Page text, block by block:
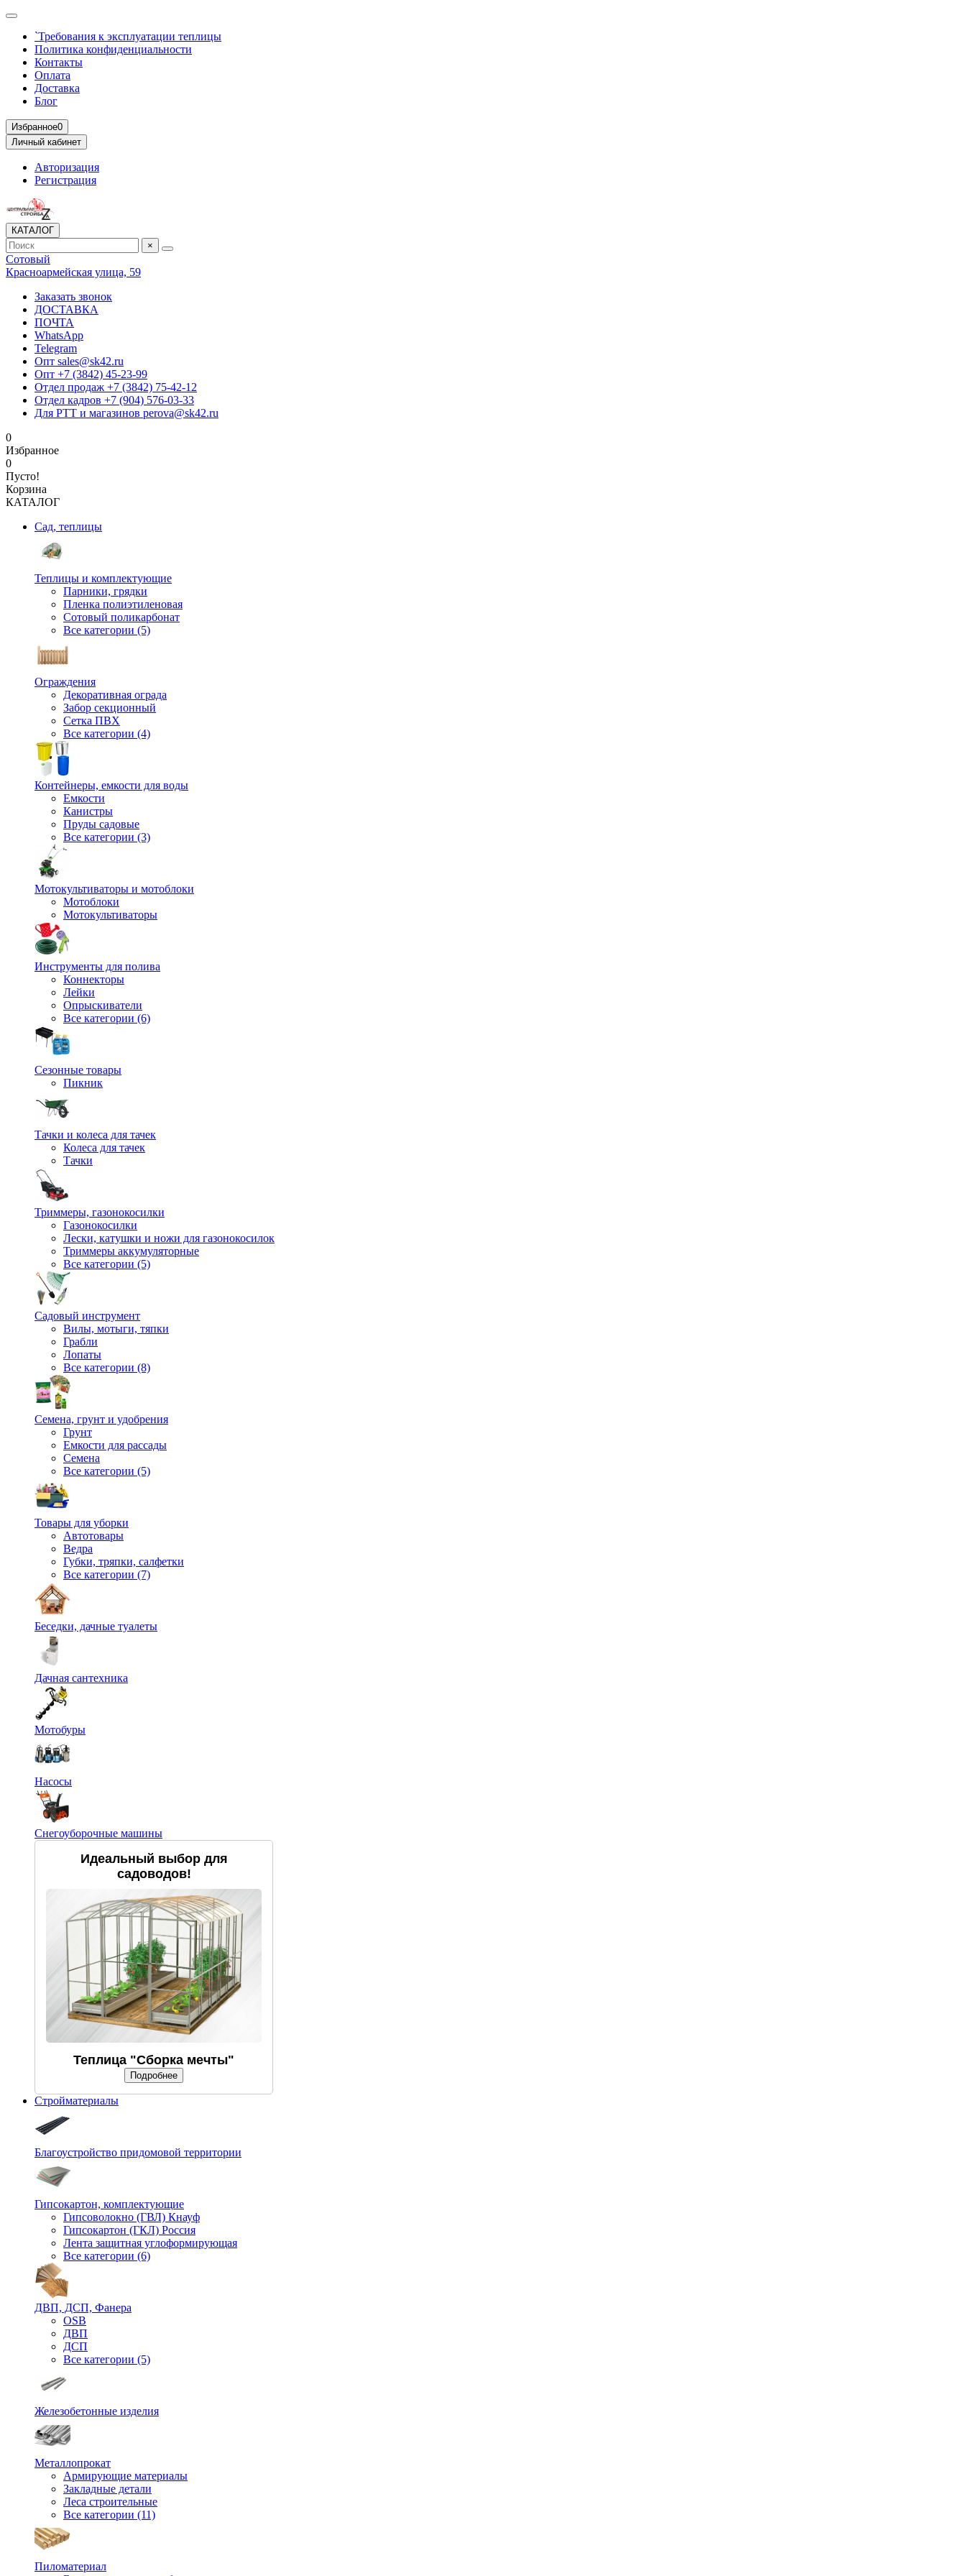
`Требования к эксплуатации теплицы
Политика конфиденциальности
Контакты
Оплата
Доставка
Блог
Избранное0
Личный кабинет
Авторизация
Регистрация
КАТАЛОГ
×
Сотовый
Красноармейская улица, 59
Заказать звонок
ДОСТАВКА
ПОЧТА
WhatsApp
Telegram
Опт sales@sk42.ru
Опт +7 (3842) 45-23-99
Отдел продаж +7 (3842) 75-42-12
Отдел кадров +7 (904) 576-03-33
Для РТТ и магазинов perova@sk42.ru
0
Избранное
0
Пусто!
Корзина
КАТАЛОГ
Сад, теплицы
Теплицы и комплектующие
Парники, грядки
Пленка полиэтиленовая
Сотовый поликарбонат
Все категории (5)
Ограждения
Декоративная ограда
Забор секционный
Сетка ПВХ
Все категории (4)
Контейнеры, емкости для воды
Емкости
Канистры
Пруды садовые
Все категории (3)
Мотокультиваторы и мотоблоки
Мотоблоки
Мотокультиваторы
Инструменты для полива
Коннекторы
Лейки
Опрыскиватели
Все категории (6)
Сезонные товары
Пикник
Тачки и колеса для тачек
Колеса для тачек
Тачки
Триммеры, газонокосилки
Газонокосилки
Лески, катушки и ножи для газонокосилок
Триммеры аккумуляторные
Все категории (5)
Садовый инструмент
Вилы, мотыги, тяпки
Грабли
Лопаты
Все категории (8)
Семена, грунт и удобрения
Грунт
Емкости для рассады
Семена
Все категории (5)
Товары для уборки
Автотовары
Ведра
Губки, тряпки, салфетки
Все категории (7)
Беседки, дачные туалеты
Дачная сантехника
Мотобуры
Насосы
Снегоуборочные машины
Идеальный выбор для
садоводов!
Теплица "Сборка мечты"
Подробнее
Стройматериалы
Благоустройство придомовой территории
Гипсокартон, комплектующие
Гипсоволокно (ГВЛ) Кнауф
Гипсокартон (ГКЛ) Россия
Лента защитная углоформирующая
Все категории (6)
ДВП, ДСП, Фанера
OSB
ДВП
ДСП
Все категории (5)
Железобетонные изделия
Металлопрокат
Армирующие материалы
Закладные детали
Леса строительные
Все категории (11)
Пиломатериал